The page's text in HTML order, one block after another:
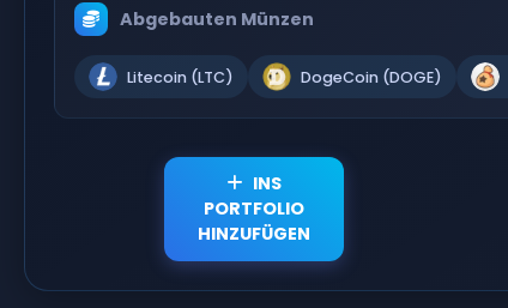
Abgebauten Münzen
Litecoin (LTC) DogeCoin (DOGE)
INS
PORTFOLIO
HINZUFÜGEN